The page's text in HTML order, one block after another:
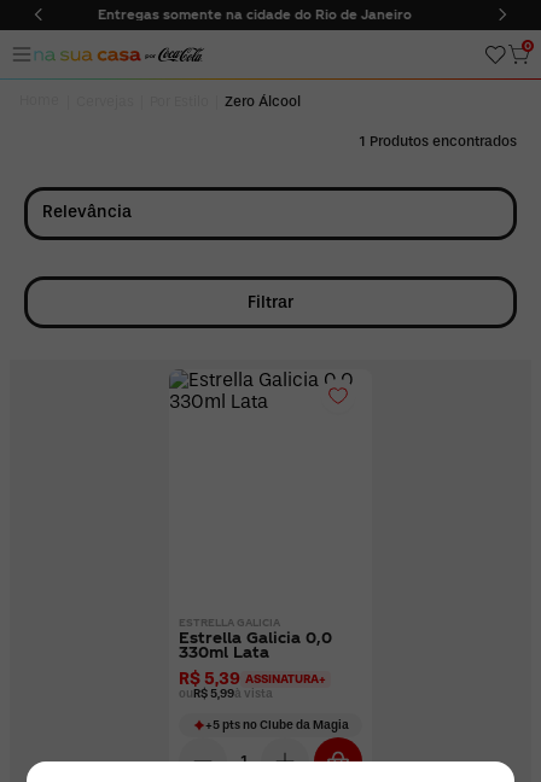
do Rio de Janeiro Frete Grátis em compras acima de
0
Zero Álcool
1
Filtrar
Relevância
ESTRELLA GALICIA
Estrella Galicia 0,0
330ml Lata
R$ 5,39 ASSINATURA+
ouR$ 5,99à vista
+5ptsno Clube da Magia